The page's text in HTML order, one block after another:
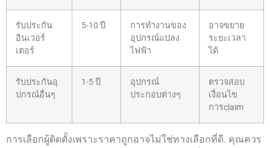
รับประกัน
อินเวอร์
เตอร์
5-10 ปี
การทำงานของ
อุปกรณ์แปลง
ไฟฟ้า
อาจขยาย
ระยะเวลา
ได้
รับประกันอุ
ปกรณ์อื่นๆ
1-5 ปี
อุปกรณ์
ประกอบต่างๆ
ตรวจสอบ
เงื่อนไข
การclaim
การเลือกผู้ติดตั้งเพราะราคาถูกอาจไม่ใช่ทางเลือกที่ดี. คุณควร